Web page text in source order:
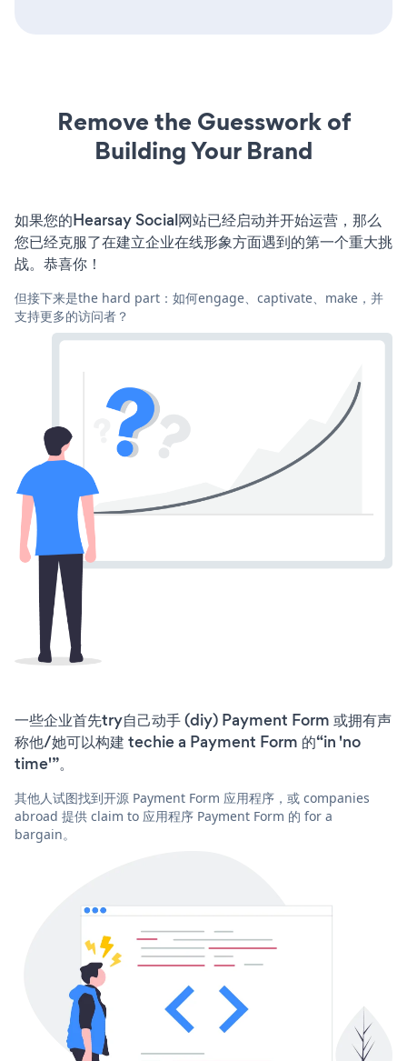
Remove the Guesswork of
Building Your Brand
如果您的Hearsay Social网站已经启动并开始运营，那么
您已经克服了在建立企业在线形象方面遇到的第一个重大挑
战。恭喜你！
但接下来是the hard part：如何engage、captivate、make，并
支持更多的访问者？
一些企业首先try自己动手 (diy) Payment Form 或拥有声
称他/她可以构建 techie a Payment Form 的“in 'no
time'”。
其他人试图找到开源 Payment Form 应用程序，或 companies
abroad 提供 claim to 应用程序 Payment Form 的 for a
bargain。